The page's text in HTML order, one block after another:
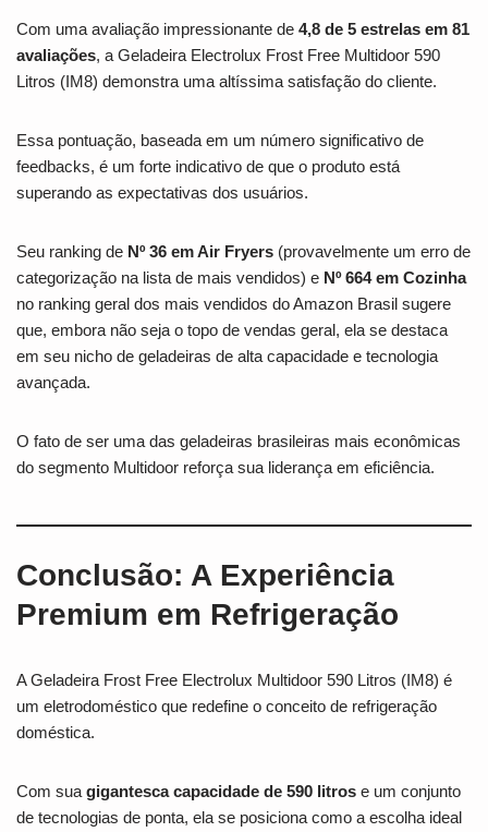
Com uma avaliação impressionante de 4,8 de 5 estrelas em 81
avaliações, a Geladeira Electrolux Frost Free Multidoor 590
Litros (IM8) demonstra uma altíssima satisfação do cliente.
Essa pontuação, baseada em um número significativo de
feedbacks, é um forte indicativo de que o produto está
superando as expectativas dos usuários.
Seu ranking de Nº 36 em Air Fryers (provavelmente um erro de
categorização na lista de mais vendidos) e Nº 664 em Cozinha
no ranking geral dos mais vendidos do Amazon Brasil sugere
que, embora não seja o topo de vendas geral, ela se destaca
em seu nicho de geladeiras de alta capacidade e tecnologia
avançada.
O fato de ser uma das geladeiras brasileiras mais econômicas
do segmento Multidoor reforça sua liderança em eficiência.
Conclusão: A Experiência
Premium em Refrigeração
A Geladeira Frost Free Electrolux Multidoor 590 Litros (IM8) é
um eletrodoméstico que redefine o conceito de refrigeração
doméstica.
Com sua gigantesca capacidade de 590 litros e um conjunto
de tecnologias de ponta, ela se posiciona como a escolha ideal